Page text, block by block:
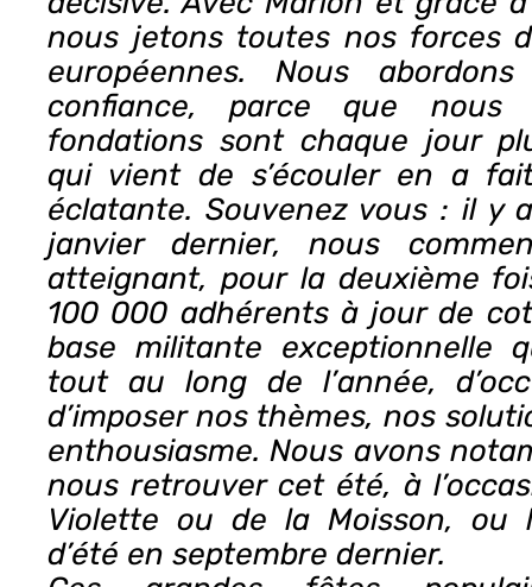
nous jetons toutes nos forces
européennes. Nous
confiance, parce que nous
fondations sont chaque jour
qui vient de s’écouler en a
éclatante. Souvenez vous : il y
janvier dernier, nous
atteignant, pour la deuxième
100 000 adhérents à jour de
base militante exceptionnelle
tout au long de l’année,
d’imposer nos thèmes, nos
enthousiasme. Nous avons
nous retrouver cet été, à
Violette ou de la Moisson, ou
d’été en septembre dernier.